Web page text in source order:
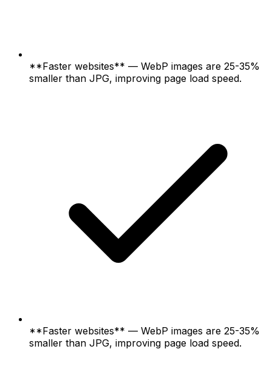
**Faster websites** — WebP images are 25-35%
smaller than JPG, improving page load speed.
**Faster websites** — WebP images are 25-35%
smaller than JPG, improving page load speed.